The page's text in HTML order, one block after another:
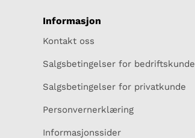
Informasjon
Kontakt oss
Salgsbetingelser for bedriftskunde
Salgsbetingelser for privatkunde
Personvernerklæring
Informasjonssider